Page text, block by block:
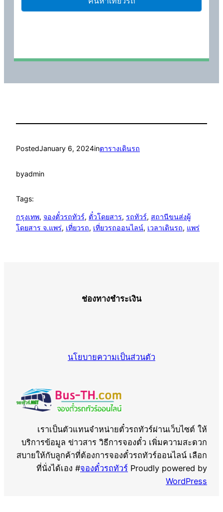
PostedJanuary 6, 2024inตารางเดินรถ
byadmin
Tags:
กรุงเทพ, จองตั๋วรถทัวร์, ตั๋วโดยสาร, รถทัวร์, สถานีขนส่งผู้
โดยสาร จ.แพร่, เที่ยวรถ, เที่ยวรถออนไลน์, เวลาเดินรถ, แพร่
ช่องทางชำระเงิน
นโยบายความเป็นส่วนตัว
เราเป็นตัวแทนจำหน่ายตั๋วรถทัวร์ผ่านเว็บไซต์ ให้
บริการข้อมูล ข่าวสาร วิธีการจองตั๋ว เพิ่มความสะดวก
สบายให้กับลูกค้าที่ต้องการจองตั๋วรถทัวร์ออนไลน์ เลือก
ที่นั่งได้เอง #จองตั๋วรถทัวร์ Proudly powered by
WordPress